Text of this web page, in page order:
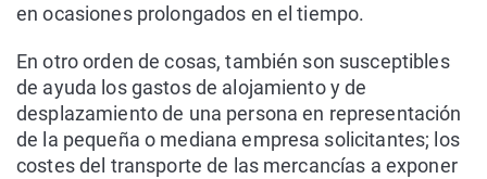
en ocasiones prolongados en el tiempo.
En otro orden de cosas, también son susceptibles
de ayuda los gastos de alojamiento y de
desplazamiento de una persona en representación
de la pequeña o mediana empresa solicitantes; los
costes del transporte de las mercancías a exponer